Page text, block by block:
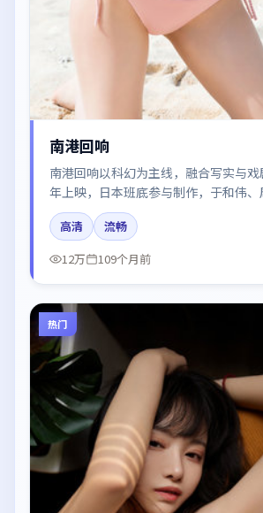
南港回响
南港回响以科幻为主线，融合写实与
年上映，日本班底参与制作，于和伟
战、易烊千玺在片中呈现细腻表演，影
乐与剪辑强化了情绪曲线。
高清
流畅
12万
109个月前
热门